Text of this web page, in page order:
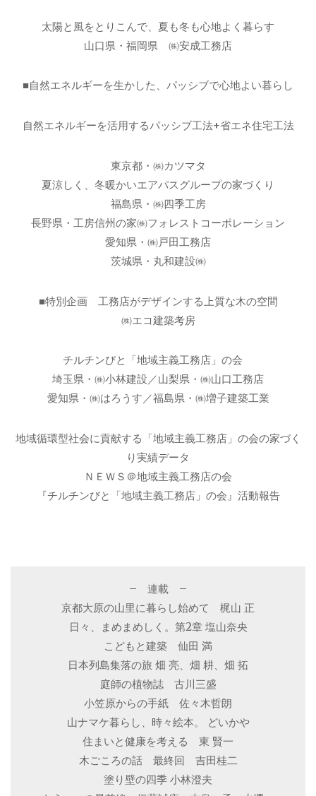
太陽と風をとりこんで、夏も冬も心地よく暮らす
山口県・福岡県 ㈱安成工務店
■自然エネルギーを生かした、パッシブで心地よい暮らし
自然エネルギーを活用するパッシブ工法+省エネ住宅工法
東京都・㈱カツマタ
夏涼しく、冬暖かいエアパスグループの家づくり
福島県・㈱四季工房
長野県・工房信州の家㈱フォレストコーポレーション
愛知県・㈱戸田工務店
茨城県・丸和建設㈱
■特別企画 工務店がデザインする上質な木の空間
㈱エコ建築考房
チルチンびと「地域主義工務店」の会
埼玉県・㈱小林建設／山梨県・㈱山口工務店
愛知県・㈱はろうす／福島県・㈱増子建築工業
地域循環型社会に貢献する「地域主義工務店」の会の家づく
り実績データ
ＮＥＷＳ＠地域主義工務店の会
『チルチンびと「地域主義工務店」の会』活動報告
– 連載 –
京都大原の山里に暮らし始めて 梶山 正
日々、まめまめしく。第2章 塩山奈央
こどもと建築 仙田 満
日本列島集落の旅 畑 亮、畑 耕、畑 拓
庭師の植物誌 古川三盛
小笠原からの手紙 佐々木哲朗
山ナマケ暮らし、時々絵本。 どいかや
住まいと健康を考える 東 賢一
木ごころの話 最終回 吉田桂二
塗り壁の四季 小林澄夫